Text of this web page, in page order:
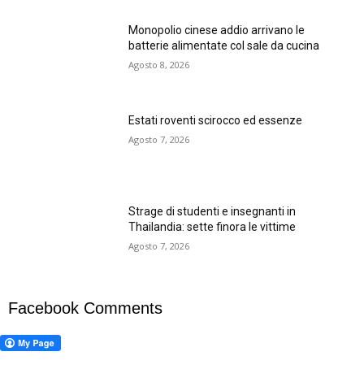
Monopolio cinese addio arrivano le
batterie alimentate col sale da cucina
Agosto 8, 2026
Estati roventi scirocco ed essenze
Agosto 7, 2026
Strage di studenti e insegnanti in
Thailandia: sette finora le vittime
Agosto 7, 2026
Facebook Comments